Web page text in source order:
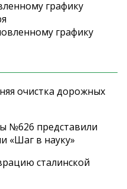
графику
графику
очистка дорожных
№626 представили
«Шаг в науку»
сталинской